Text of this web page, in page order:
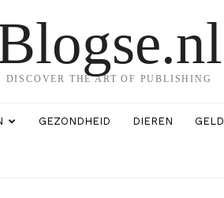
DISCOVER THE ART OF PUBLISHING
GEZONDHEID DIEREN GELD